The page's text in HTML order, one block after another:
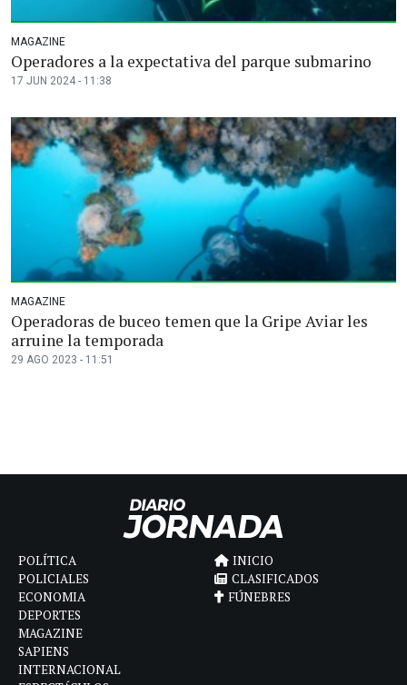
MAGAZINE
Operadores a la expectativa del parque submarino
17 JUN 2024 - 11:38
MAGAZINE
Operadoras de buceo temen que la Gripe Aviar les
arruine la temporada
29 AGO 2023 - 11:51
POLÍTICA
POLICIALES
ECONOMIA
DEPORTES
MAGAZINE
SAPIENS
INTERNACIONAL
INICIO
CLASIFICADOS
FÚNEBRES